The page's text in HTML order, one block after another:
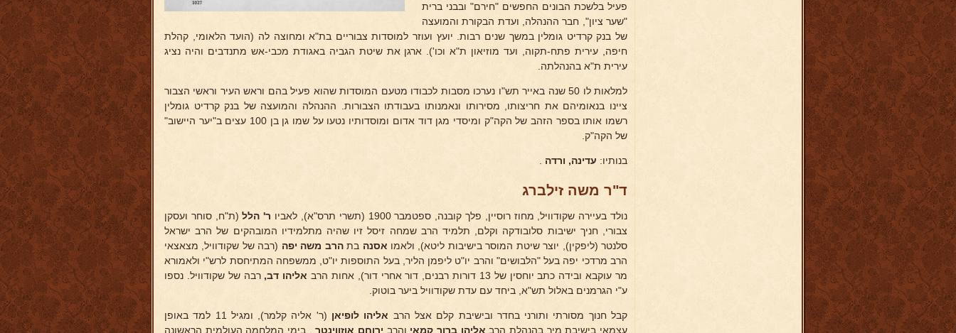
פעיל בלשכת הבונים החפשים "חירם" ובבני ברית
"שער ציון", חבר ההנהלה, ועדת הבקורת והמועצה
של בנק קרדיט גומלין במשך שנים רבות. יועץ ועוזר למוסדות צבוריים בת"א ומחוצה לה (הועד הלאומי, קהלת
חיפה, עירית פתח-תקוה, ועד מוזיאון ת"א וכו'). ארגן את שיטת הגביה באגודת מכבי-אש מתנדבים והיה נציג
עירית ת"א בהנהלתה.
למלאות לו 50 שנה באייר תש"ו נערכו מסבות לכבודו מטעם המוסדות שהוא פעיל בהם וראש העיר וראשי הצבור
ציינו בנאומיהם את חריצותו, מסירותו ונאמנותו בעבודתו הצבורות. ההנהלה והמועצה של בנק קרדיט גומלין
רשמו אותו בספר הזהב של הקה"ק ומיסדי מגן דוד אדום ומוסדותיו נטעו על שמו גן בן 100 עצים ב"יער היישוב"
של הקה"ק.
בנותיו: עדינה, ורדה
ד"ר משה זילברג
נולד בעיירה שקודוויל, מחוז רוסיין, פלך קובנה, ספטמבר 1900 (תשרי תרס"א), לאביו ר' הלל(ת"ח, סוחר ועסקן
צבורי, חניך ישיבות סלובודקה וקלם, תלמיד הרב שמחה זיסל זיו שהיה מתלמידיו המובהקים של הרב ישראל
סלנטר (ליפקין), יוצר שיטת המוסר בישיבות ליטא), ולאמו אסנה בתהרב משה יפה (רבה של שקודוויל, מצאצאי
הרב מרדכי יפה בעל "הלבושים" והרב יו"ט ליפמן הליר, בעל התוספות יו"ט, ממשפחה המתיחסת לרש"י ולאמורא
מר עוקבא ובידה כתב יוחסין של 13 דורות רבנים, דור אחרי דור), אחות הרב
אליהו דב, רבה של שקודוויל. נספו
ע"י הגרמנים באלול תש"א, ביחד עם עדת שקודוויל ביער בוטוק.
קבל חנוך מסורתי ותורני בחדר ובישיבת קלם אצל הרב אליהו לופיאן
(ר' אליה קלמר), ומגיל 11 למד באופן
עצמאי בישיבת מיר בהנהלת הרב אליהו ברוך קמאי והרב ירוחם אוזווינטר. בימי המלחמה העולמית הראשונה